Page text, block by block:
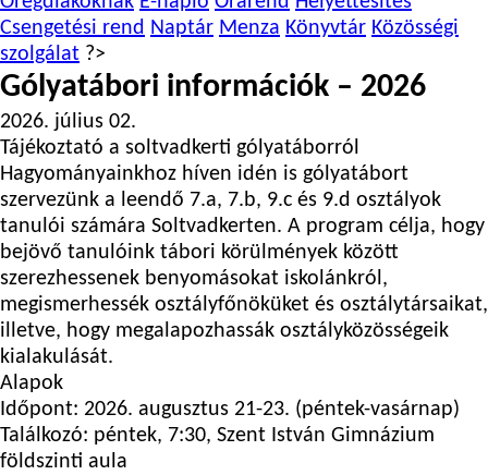
Csengetési rend Naptár Menza Könyvtár Közösségi
szolgálat ?>
Gólyatábori információk – 2026
2026. július 02.
Tájékoztató a soltvadkerti gólyatáborról
Hagyományainkhoz híven idén is gólyatábort
szervezünk a leendő 7.a, 7.b, 9.c és 9.d osztályok
tanulói számára Soltvadkerten. A program célja, hogy
bejövő tanulóink tábori körülmények között
szerezhessenek benyomásokat iskolánkról,
megismerhessék osztályfőnöküket és osztálytársaikat,
illetve, hogy megalapozhassák osztályközösségeik
kialakulását.
Alapok
Időpont: 2026. augusztus 21-23. (péntek-vasárnap)
Találkozó: péntek, 7:30, Szent István Gimnázium
földszinti aula